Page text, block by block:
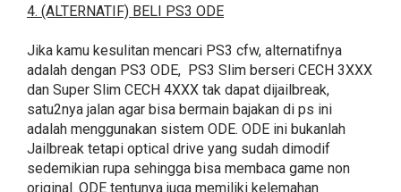
4. (ALTERNATIF) BELI PS3 ODE
Jika kamu kesulitan mencari PS3 cfw, alternatifnya
adalah dengan PS3 ODE, PS3 Slim berseri CECH 3XXX
dan Super Slim CECH 4XXX tak dapat dijailbreak,
satu2nya jalan agar bisa bermain bajakan di ps ini
adalah menggunakan sistem ODE. ODE ini bukanlah
Jailbreak tetapi optical drive yang sudah dimodif
sedemikian rupa sehingga bisa membaca game non
original. ODE tentunya juga memiliki kelemahan